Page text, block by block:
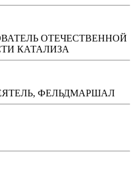
ОТЕЧЕСТВЕННОЙ
КАТАЛИЗА
ФЕЛЬДМАРШАЛ